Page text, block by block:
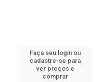
Faça seu login ou
cadastre-se para
ver preços e
comprar